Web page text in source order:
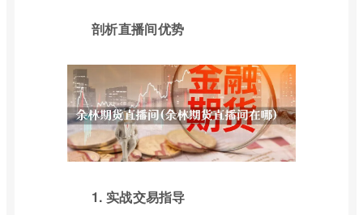
剖析直播间优势
1. 实战交易指导